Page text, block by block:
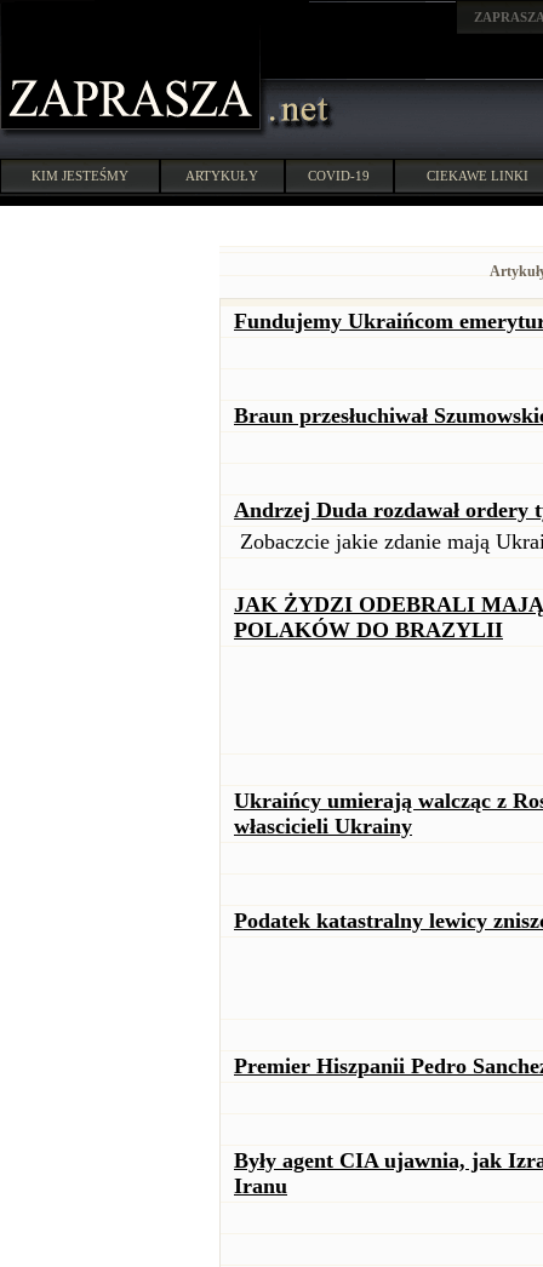
KIM JESTEŚMY ARTYKUŁY COVID-19 CIEKAWE LINKI
Fundujemy Ukraińcom
Braun przesłuchiwał
Andrzej Duda rozdawał ordery
Zobaczcie jakie zdanie mają
JAK ŻYDZI ODEBRALI
POLAKÓW DO BRAZYLII
Ukraińcy umierają walcząc z
włascicieli Ukrainy
Podatek katastralny lewicy
Premier Hiszpanii Pedro
Były agent CIA ujawnia, jak
Iranu